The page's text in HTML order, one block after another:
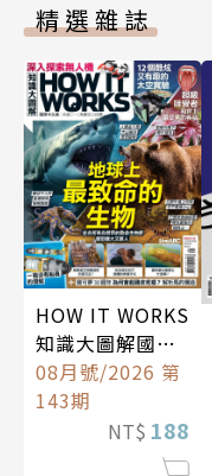
精選雜誌
HOW IT WORKS
知識大圖解國際
中文版
08月號/2026 第
143期
NT$ 188